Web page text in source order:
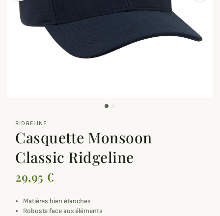
zoom_out_map
RIDGELINE
Casquette Monsoon
Classic Ridgeline
29,95 €
Matières bien étanches
Robuste face aux éléments